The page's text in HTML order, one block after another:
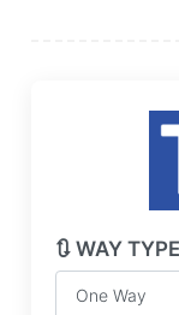
🔃 WAY TYPE